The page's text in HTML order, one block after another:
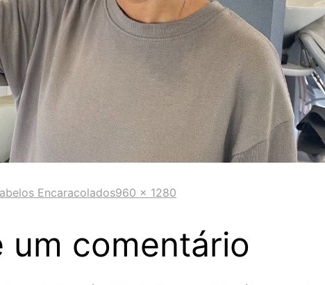
Encaracolados960 × 1280
um comentário